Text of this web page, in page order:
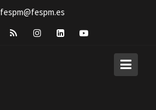
fespm@fespm.es